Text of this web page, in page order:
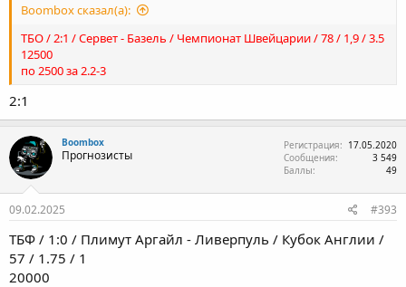
Boombox сказал(а):
ТБО / 2:1 / Сервет - Базель / Чемпионат Швейцарии / 78 / 1,9 / 3.5
12500
по 2500 за 2.2-3
2:1
Boombox
Прогнозисты
Регистрация
17.05.2020
Сообщения
3 549
Баллы
49
09.02.2025 #393
ТБФ / 1:0 / Плимут Аргайл - Ливерпуль / Кубок Англии /
57 / 1.75 / 1
20000